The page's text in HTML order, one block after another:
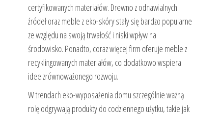
certyfikowanych materiałów. Drewno z odnawialnych
źródeł oraz meble z eko-skóry stały się bardzo popularne
ze względu na swoją trwałość i niski wpływ na
środowisko. Ponadto, coraz więcej firm oferuje meble z
recyklingowanych materiałów, co dodatkowo wspiera
idee zrównoważonego rozwoju.
W trendach eko-wyposażenia domu szczególnie ważną
rolę odgrywają produkty do codziennego użytku, takie jak